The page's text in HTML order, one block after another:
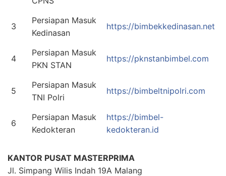
3
Persiapan Masuk
Kedinasan
https://bimbekkedinasan.net
4
Persiapan Masuk
PKN STAN
https://pknstanbimbel.com
5
Persiapan Masuk
TNI Polri
https://bimbeltnipolri.com
6
Persiapan Masuk
Kedokteran
https://bimbel-
kedokteran.id
KANTOR PUSAT MASTERPRIMA
Jl. Simpang Wilis Indah 19A Malang